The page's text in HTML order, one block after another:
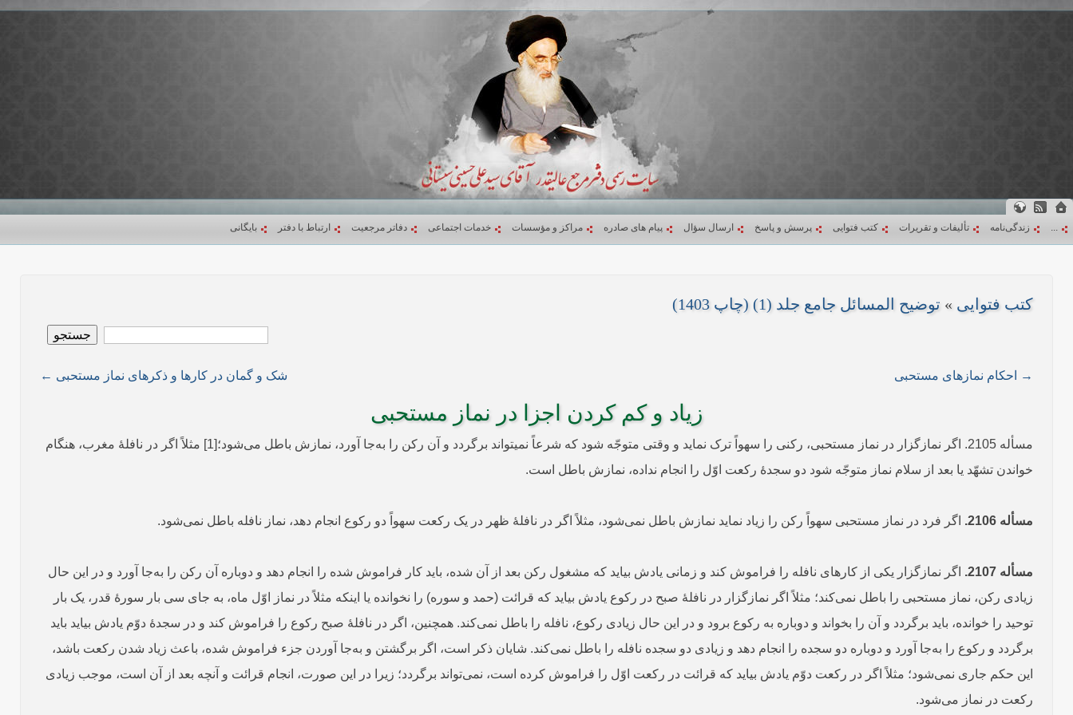
... زندگی‌نامه تألیفات و تقریرات کتب فتوایی پرسش و پاسخ ارسال سؤال پیام های صادره مراکز و مؤسسات خدمات اجتماعی دفاتر مرجعیت ارتباط با دفتر بایگانی
کتب فتوایی » توضیح المسائل جامع جلد (1) (چاپ 1403)
جستجو
شک و گمان در کارها و ذکرهای نماز مستحبی ← → احکام نمازهای مستحبی
زیاد و کم کردن اجزا در نماز مستحبی
مسأله 2105. اگر نمازگزار در نماز مستحبی، رکنی را سهواً ترک نماید و وقتی متوجّه شود که شرعاً نمی‏تواند برگردد و آن رکن را به‌جا آورد، نمازش باطل می‌شود؛[1] مثلاً اگر در نافلۀ مغرب، هنگام
خواندن تشهّد یا بعد از سلام نماز متوجّه شود دو سجدۀ رکعت اوّل را انجام نداده، نمازش باطل است.
مسأله 2106. اگر فرد در نماز مستحبی سهواً رکن را زیاد نماید نمازش باطل نمی‌شود، مثلاً اگر در نافلۀ ظهر در یک رکعت سهواً دو رکوع انجام دهد، نماز نافله باطل نمی‌شود.
مسأله 2107.
اگر نمازگزار یکی از کارهای نافله را فراموش کند و زمانی یادش بیاید که مشغول رکن بعد از آن شده، باید کار فراموش شده را انجام دهد و دوباره آن رکن را به‌جا آورد و در این حال
زیادی رکن، نماز مستحبی را باطل نمی‌‌کند؛ مثلاً اگر نمازگزار در نافلۀ صبح در رکوع یادش بیاید که قرائت (حمد و سوره) را نخوانده یا اینکه مثلاً در نماز اوّل ماه، به جای سی بار سورۀ قدر، یک بار
توحید را خوانده، باید برگردد و آن را بخواند و دوباره به رکوع برود و در این حال زیادی رکوع، نافله را باطل نمی‌کند. همچنین، اگر در نافلۀ صبح رکوع را فراموش کند و در سجدۀ دوّم یادش بیاید باید
برگردد و رکوع را به‌جا آورد و دوباره دو سجده را انجام دهد و زیادی دو سجده نافله را باطل نمی‌کند. شایان ذکر است، اگر برگشتن و به‌جا آوردن جزء فراموش شده، باعث زیاد شدن رکعت باشد،
این حکم جاری نمی‌شود؛ مثلاً اگر در رکعت دوّم یادش بیاید که قرائت در رکعت اوّل را فراموش کرده است، نمی‌تواند برگردد؛ زیرا در این صورت، انجام قرائت و آنچه بعد از آن است، موجب زیادی
رکعت در نماز می‌شود.